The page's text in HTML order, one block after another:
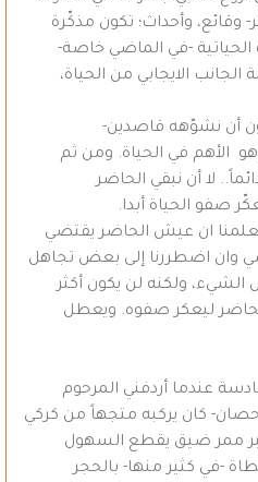
وقائع، وأحداث؛ تكون مذكّرة
-في الماضي خاصة-
الجانب الايجابي من الحياة،
أن نشوّهه قاصدين-
الأهم في الحياة. ومن ثم
لا أن نبقي الحاضر
صفو الحياة أبدا.
تعلمنا ان عيش الحاضر يقتضي
وان اضطررنا إلى بعض تجاهل
ولكنه لن يكون أكثر
ليعكر صفوه. ويعطل
عندما أردفني المرحوم
كان يركبه متجهاً من كركي
ممر ضيق يقطع السهول
-في كثير منها- بالحجر